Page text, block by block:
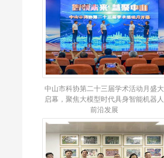
中山市科协第二十三届学术活动月盛大
启幕，聚焦大模型时代具身智能机器人
前沿发展